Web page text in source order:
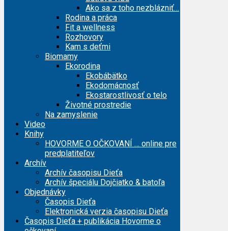
Ako sa z toho nezblázniť…
Rodina a práca
Fit a wellness
Rozhovory
Kam s deťmi
Biomamy
Ekorodina
Ekobábätko
Ekodomácnosť
Ekostarostlivosť o telo
Životné prostredie
Na zamyslenie
Video
Knihy
HOVORME O OČKOVANÍ … online pre
predplatiteľov
Archív
Archív časopisu Dieťa
Archív špeciálu Dojčiatko & batoľa
Objednávky
Časopis Dieťa
Elektronická verzia časopisu Dieťa
Časopis Dieťa + publikácia Hovorme o